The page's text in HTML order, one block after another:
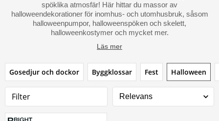
spöklika atmosfär! Här hittar du massor av
halloweendekorationer för inomhus- och utomhusbruk, såsom
halloweenpumpor, halloweenspöken och skelett,
halloweenkostymer och mycket mer.
Läs mer
Gosedjur och dockor Byggklossar Fest Halloween
Filter